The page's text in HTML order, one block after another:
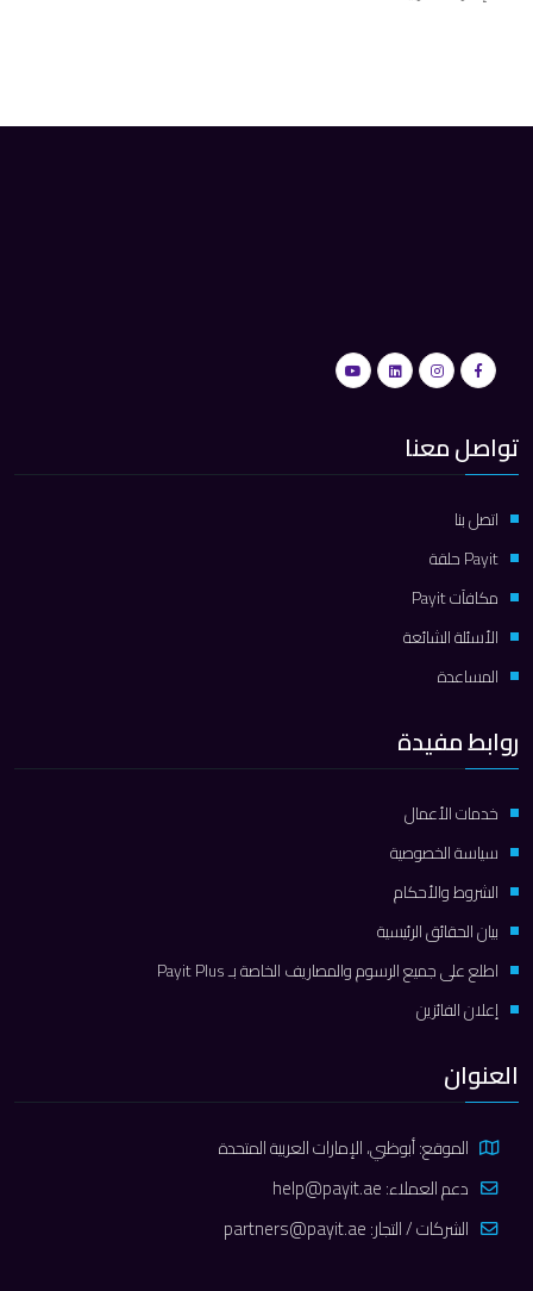
تواصل معنا
اتصل بنا
Payit حلقة
مكافآت Payit
الأسئلة الشائعة
المساعدة
روابط مفيدة
خدمات الأعمال
سياسة الخصوصية
الشروط والأحكام
بيان الحقائق الرئيسية
اطلع على جميع الرسوم والمصاريف الخاصة بـ Payit Plus
إعلان الفائزين
العنوان
الموقع: أبوظبي، الإمارات العربية المتحدة
دعم العملاء:help@payit.ae
الشركات / التجار:partners@payit.ae